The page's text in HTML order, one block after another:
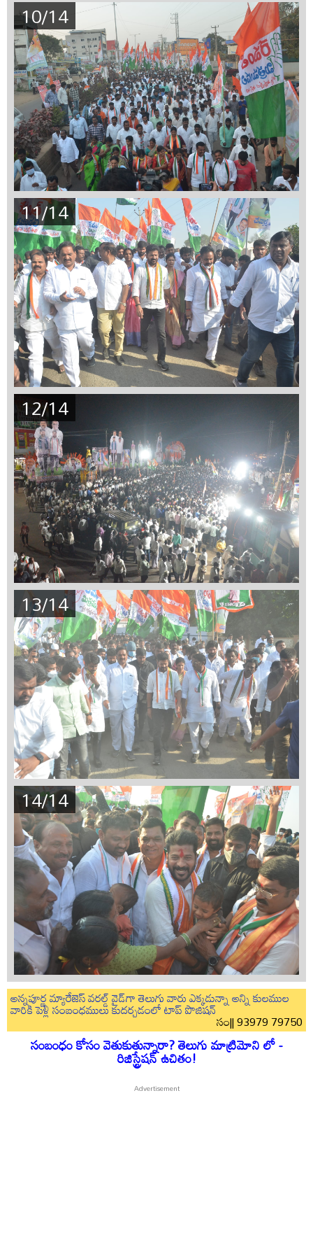
10/14
11/14
12/14
13/14
14/14
అన్నపూర్ణ మ్యారేజెస్ వరల్డ్ వైడ్‌గా తెలుగు వారు ఎక్కడున్నా అన్ని కులముల
వారికి పెళ్లి సంబంధములు కుదర్చడంలో టాప్ పొజిషన్
సం|| 93979 79750
సంబంధం కోసం వెతుకుతున్నారా? తెలుగు మాట్రిమోని లో -
రిజిస్ట్రేషన్ ఉచితం!